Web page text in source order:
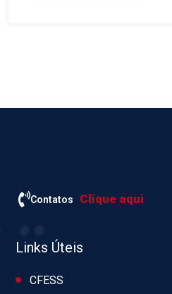
Contatos Clique aqui
Links Úteis
CFESS